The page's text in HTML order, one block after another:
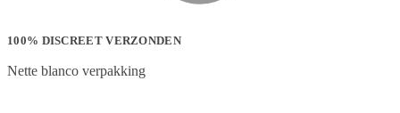
100% DISCREET VERZONDEN
Nette blanco verpakking